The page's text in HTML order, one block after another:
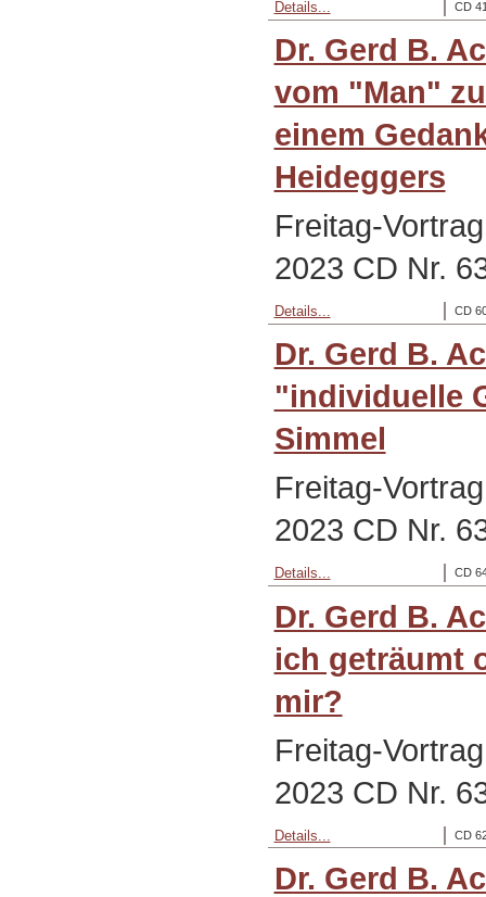
CD
Details...
Dr. Gerd B.
vom "Man"
einem
Heideggers
Freitag-
2023 CD Nr.
CD
Details...
Dr. Gerd B.
"individuelle
Simmel
Freitag-
2023 CD Nr.
CD
Details...
Dr. Gerd B.
ich geträumt
mir?
Freitag-
2023 CD Nr.
CD
Details...
Dr. Gerd B.